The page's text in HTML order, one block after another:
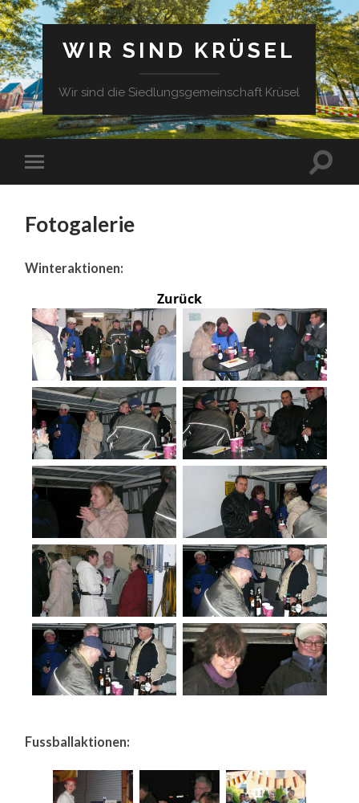
WIR SIND KRÜSEL
Wir sind die Siedlungsgemeinschaft Krüsel
Fotogalerie
Winteraktionen:
Zurück
Fussballaktionen: